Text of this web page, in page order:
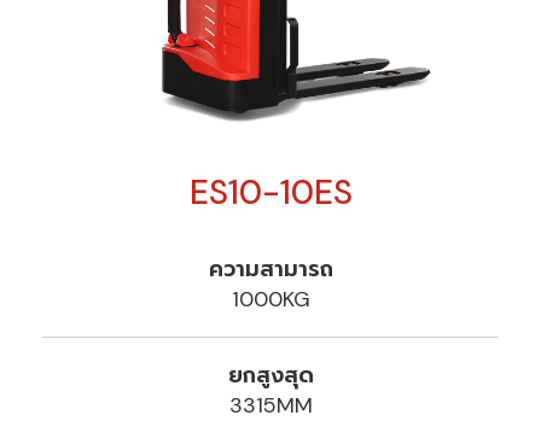
ES10-10ES
ความสามารถ
1000KG
ยกสูงสุด
3315MM